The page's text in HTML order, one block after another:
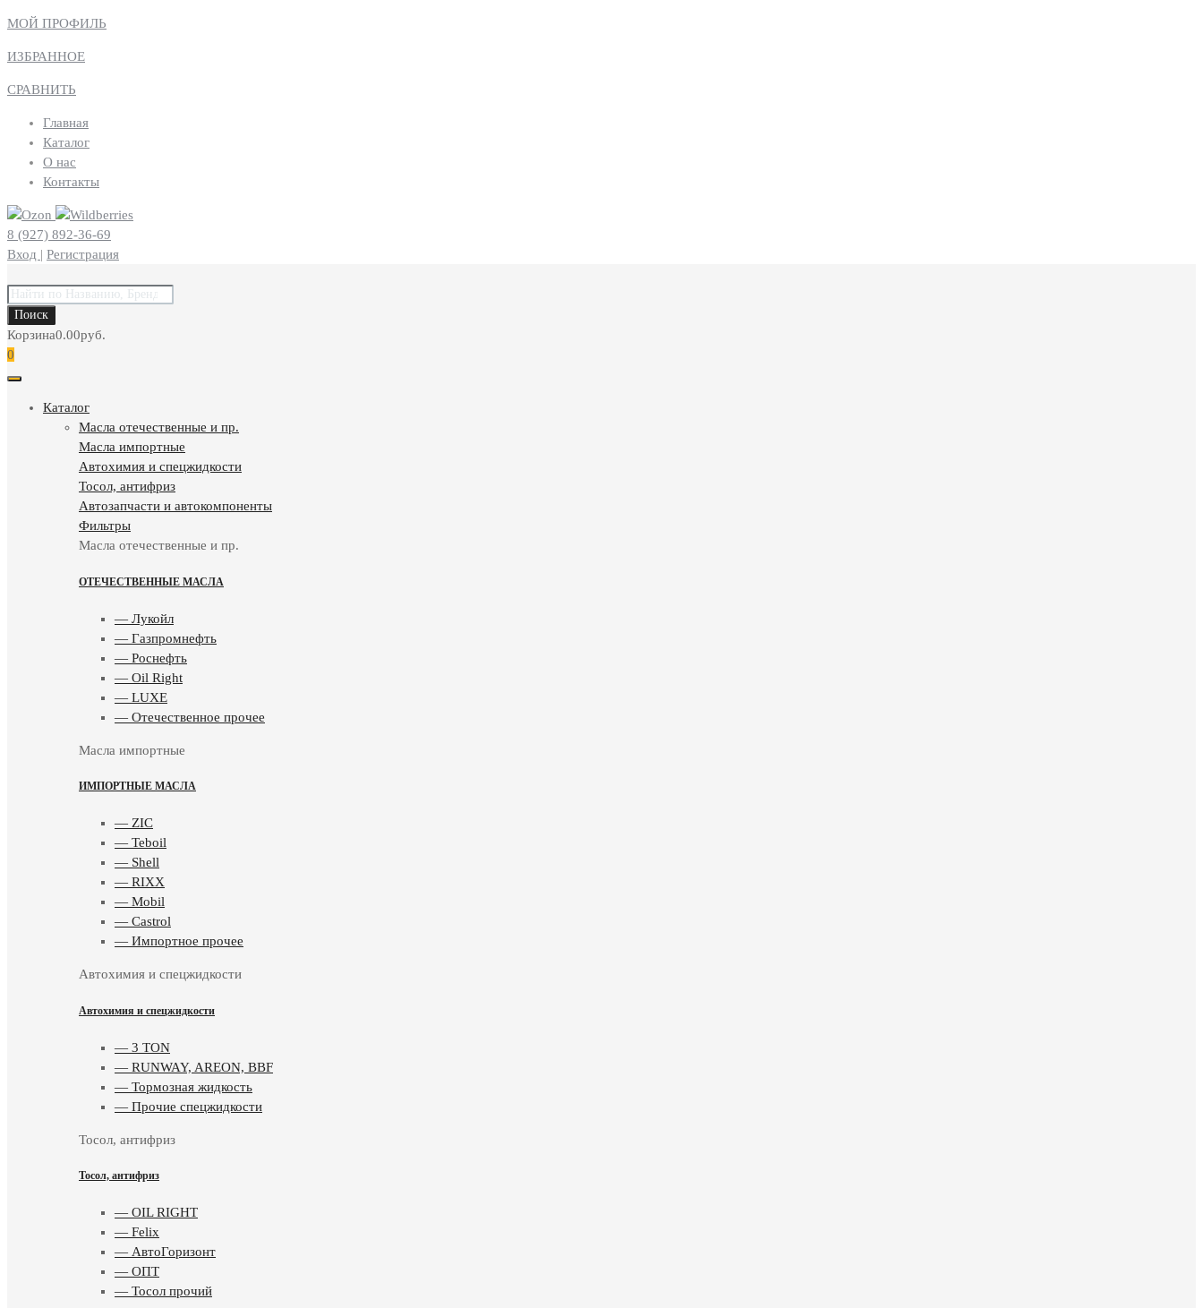
МОЙ ПРОФИЛЬ
ИЗБРАННОЕ
СРАВНИТЬ
Главная
Каталог
О нас
Контакты
8 (927) 892-36-69
Вход | Регистрация
Поиск
товаров
Поиск
Корзина0.00руб.
0
Каталог
Масла отечественные и пр.
Масла импортные
Автохимия и спецжидкости
Тосол, антифриз
Автозапчасти и автокомпоненты
Фильтры
Масла отечественные и пр.
ОТЕЧЕСТВЕННЫЕ МАСЛА
— Лукойл
— Газпромнефть
— Роснефть
— Oil Right
— LUXE
— Отечественное прочее
Масла импортные
ИМПОРТНЫЕ МАСЛА
— ZIC
— Teboil
— Shell
— RIXX
— Mobil
— Castrol
— Импортное прочее
Автохимия и спецжидкости
Автохимия и спецжидкости
— 3 TON
— RUNWAY, AREON, BBF
— Тормозная жидкость
— Прочие спецжидкости
Тосол, антифриз
Тосол, антифриз
— OIL RIGHT
— Felix
— АвтоГоризонт
— ОПТ
— Тосол прочий